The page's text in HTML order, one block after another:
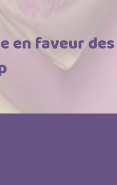
en faveur des